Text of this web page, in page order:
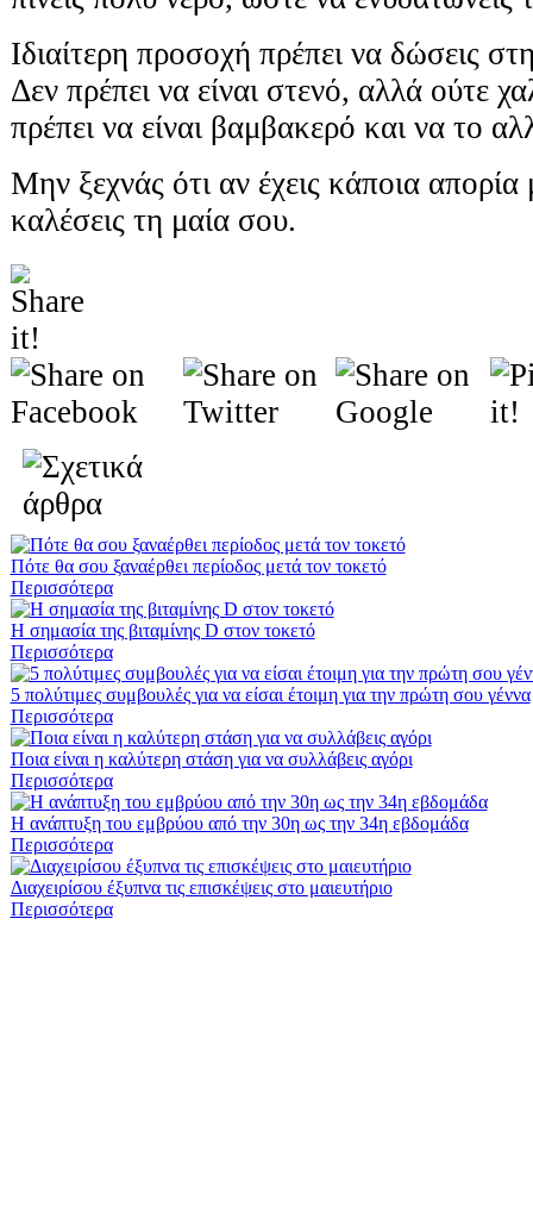
Ιδιαίτερη προσοχή πρέπει να δώσεις
Δεν πρέπει να είναι στενό, αλλά ούτε
πρέπει να είναι βαμβακερό και να το
Μην ξεχνάς ότι αν έχεις κάποια απορία
καλέσεις τη μαία σου.
Πότε θα σου ξαναέρθει περίοδος μετά τον τοκετό
Περισσότερα
Η σημασία της βιταμίνης D στον τοκετό
Περισσότερα
5 πολύτιμες συμβουλές για να είσαι έτοιμη για την πρώτη σου γέννα
Περισσότερα
Ποια είναι η καλύτερη στάση για να συλλάβεις αγόρι
Περισσότερα
Η ανάπτυξη του εμβρύου από την 30η ως την 34η εβδομάδα
Περισσότερα
Διαχειρίσου έξυπνα τις επισκέψεις στο μαιευτήριο
Περισσότερα